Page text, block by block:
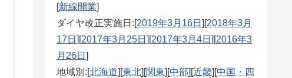
新線開業
ダイヤ改正実施日:[ 2019年3月16日
2018年3月
17日
2017年3月25日 2017年3月4日
2016年3
月26日
地域別:[ 北海道 東北 関東 中部 近畿 中国・四